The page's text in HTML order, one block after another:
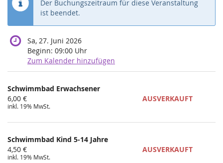
Der Buchungszeitraum für diese Veranstaltung
ist beendet.
Sa, 27. Juni 2026
Beginn: 09:00 Uhr
Zum Kalender hinzufügen
Produkte
Unkategorisierte
Produkte
Schwimmbad Erwachsener
6,00 €
inkl. 19% MwSt.
AUSVERKAUFT
Schwimmbad Kind 5-14 Jahre
4,50 €
inkl. 19% MwSt.
AUSVERKAUFT